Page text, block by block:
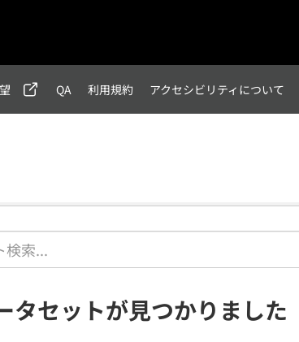
QA 利用規約 アクセシビリティについて
タセットが見つかりました